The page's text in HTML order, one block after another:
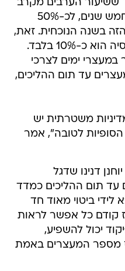
ששיעור הערבים מקרב
העצורים זינק מ-43% לפני חמש שנים, לכ-50%
הזה בשנה הנוכחית. זאת,
אף ששיעור הערבים באוכלוסיה הוא כ-10% בלבד.
ימים לצרכי
עד תום ההליכים,
משטרתית יש
לטובה", אמר
דנינו שדגל
עד תום ההליכים כמדד
ביטוי מאוד חד
קודם כל אפשר לראות
יכול להשפיע,
מספר המעצרים באמת